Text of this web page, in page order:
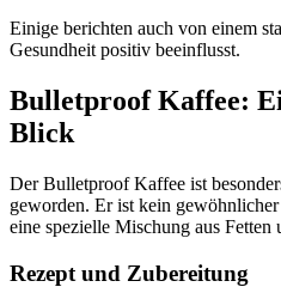
Einige berichten auch von einem
Gesundheit positiv beeinflusst.
Bulletproof Kaffee:
Blick
Der Bulletproof Kaffee ist
geworden. Er ist kein
eine spezielle Mischung aus
Rezept und Zubereitung